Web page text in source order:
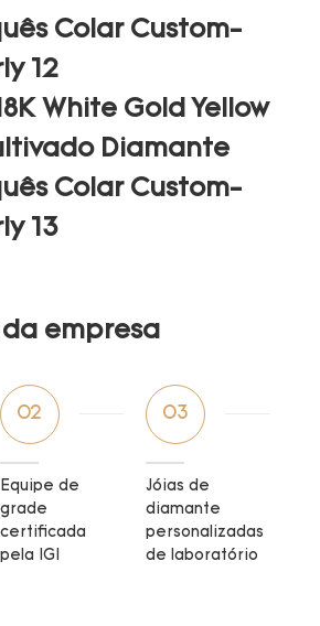
empresa
02
Equipe de
grade
certificada
pela IGI
03
Jóias de
diamante
personalizadas
de laboratório